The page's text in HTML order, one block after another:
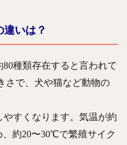
違いは？
種類存在すると言われて
さで、犬や猫など動物の
やすくなります。気温が約
約20〜30℃で繁殖サイク